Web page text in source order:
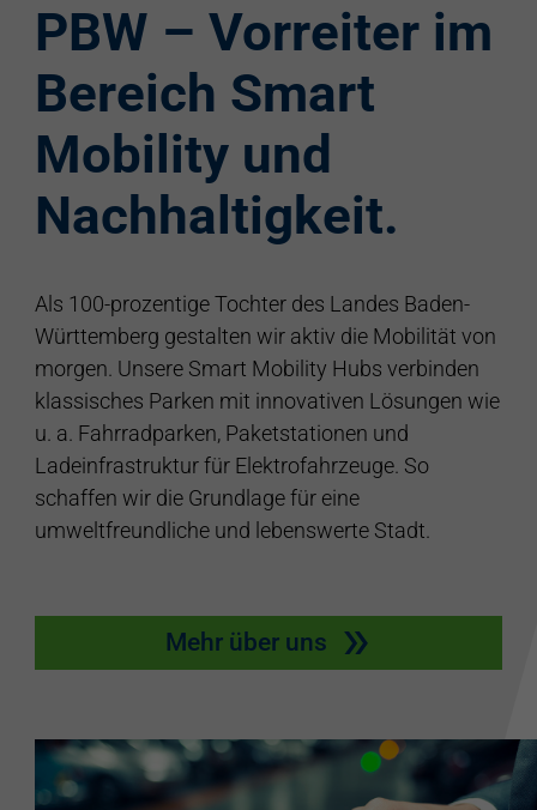
PBW – Vorreiter im
Bereich Smart
Mobility und
Nachhaltigkeit.
Als 100-prozentige Tochter des Landes Baden-
Württemberg gestalten wir aktiv die Mobilität von
morgen. Unsere Smart Mobility Hubs verbinden
klassisches Parken mit innovativen Lösungen wie
u. a. Fahrradparken, Paketstationen und
Ladeinfrastruktur für Elektrofahrzeuge. So
schaffen wir die Grundlage für eine
umweltfreundliche und lebenswerte Stadt.
Mehr über uns